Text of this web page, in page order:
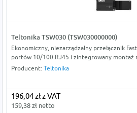
Teltonika TSW030 (TSW030000000)
Ekonomiczny, niezarządzalny przełącznik
portów 10/100 RJ45 i zintegrowany montaż
Producent: Teltonika
196,04 zł z VAT
159,38 zł netto